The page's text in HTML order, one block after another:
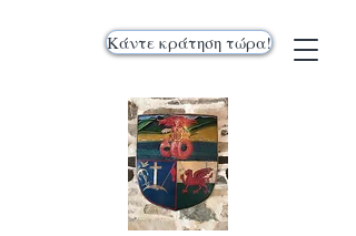
Κάντε κράτηση τώρα!